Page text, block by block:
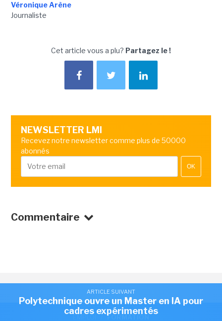
Véronique Arène
Journaliste
Cet article vous a plu? Partagez le !
NEWSLETTER LMI
Recevez notre newsletter comme plus de 50000
abonnés
OK
Commentaire
ARTICLE SUIVANT
Polytechnique ouvre un Master en IA pour
cadres expérimentés
FORMATION